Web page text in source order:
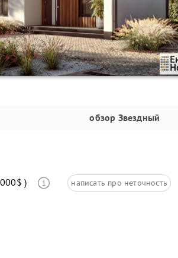
обзор Звездный
) написать про неточность